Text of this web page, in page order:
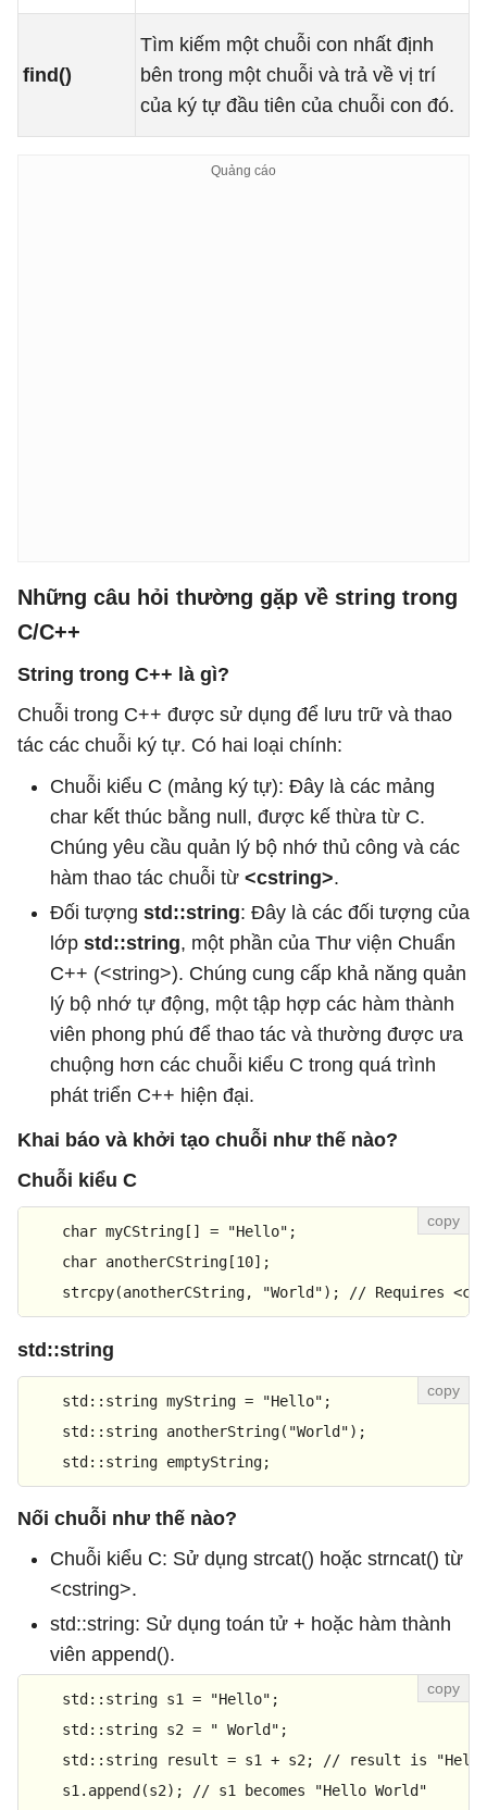
find()
Tìm kiếm một chuỗi con nhất định
bên trong một chuỗi và trả về vị trí
của ký tự đầu tiên của chuỗi con đó.
Những câu hỏi thường gặp về string trong
C/C++
String trong C++ là gì?
Chuỗi trong C++ được sử dụng để lưu trữ và thao
tác các chuỗi ký tự. Có hai loại chính:
Chuỗi kiểu C (mảng ký tự): Đây là các mảng
char kết thúc bằng null, được kế thừa từ C.
Chúng yêu cầu quản lý bộ nhớ thủ công và các
hàm thao tác chuỗi từ <cstring>.
Đối tượng std::string: Đây là các đối tượng của
lớp std::string, một phần của Thư viện Chuẩn
C++ (<string>). Chúng cung cấp khả năng quản
lý bộ nhớ tự động, một tập hợp các hàm thành
viên phong phú để thao tác và thường được ưa
chuộng hơn các chuỗi kiểu C trong quá trình
phát triển C++ hiện đại.
Khai báo và khởi tạo chuỗi như thế nào?
Chuỗi kiểu C
char myCString[] = "Hello" ;
char anotherCString[10];
strcpy(anotherCString, "World"); // Requires
std::string
    std::string myString =
"Hello" ;
std::string anotherString( "World") ;
    std::string emptyString;
Nối chuỗi như thế nào?
Chuỗi kiểu C: Sử dụng strcat() hoặc strncat() từ
<cstring>.
std::string: Sử dụng toán tử + hoặc hàm thành
viên append().
    std::string s1 =
"Hello" ;
    std::string s2 =
" World" ;
    std::string result = s1 + s2;
// result is "Hello
    s1.
append (s2); // s1 becomes "Hello World"